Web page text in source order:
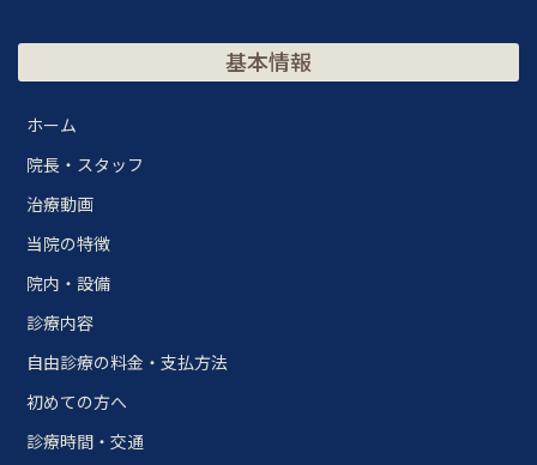
基本情報
ホーム
院長・スタッフ
治療動画
当院の特徴
院内・設備
診療内容
自由診療の料金・支払方法
初めての方へ
診療時間・交通